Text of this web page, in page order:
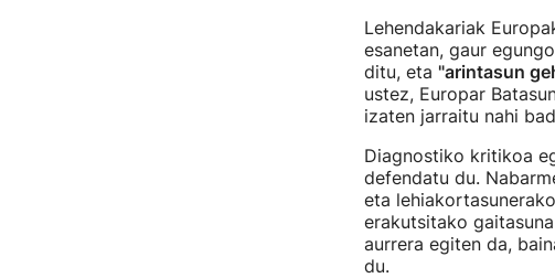
Lehendakariak
esanetan, gaur
ditu, eta "arintasun
ustez, Europar
izaten jarraitu nahi
Diagnostiko kritikoa
defendatu du.
eta
erakutsitako
aurrera egiten da,
du.